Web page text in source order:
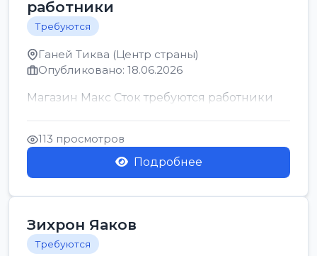
работники
Требуются
Ганей Тиква (Центр страны)
Опубликовано: 18.06.2026
Магазин Макс Сток требуются работники
113 просмотров
Подробнее
Зихрон Яаков
Требуются